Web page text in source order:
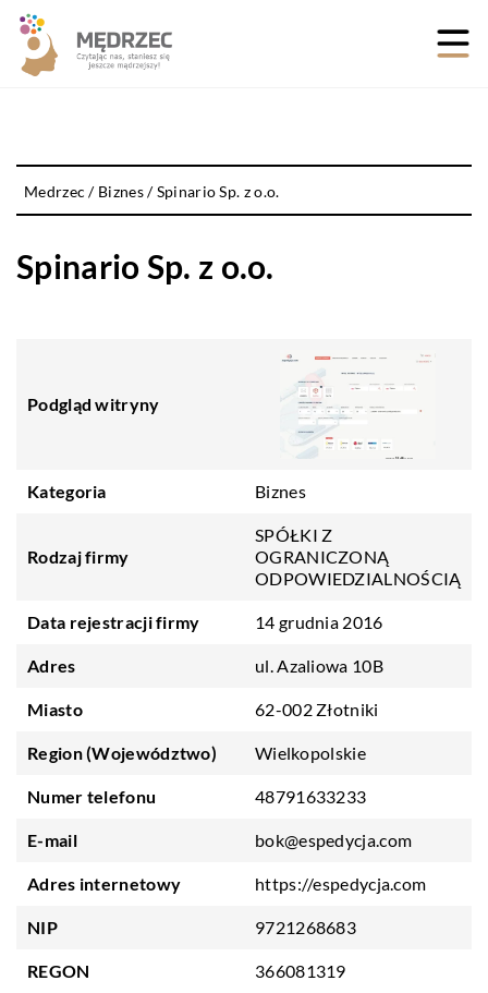
Medrzec / Biznes/Spinario Sp. z o.o.
Spinario Sp. z o.o.
Podgląd witryny
Kategoria Biznes
Rodzaj firmy
SPÓŁKI Z
OGRANICZONĄ
ODPOWIEDZIALNOŚCIĄ
Data rejestracji firmy 14 grudnia 2016
Adres ul. Azaliowa 10B
Miasto 62-002 Złotniki
Region (Województwo) Wielkopolskie
Numer telefonu 48791633233
E-mail bok@espedycja.com
Adres internetowy https://espedycja.com
NIP 9721268683
REGON 366081319